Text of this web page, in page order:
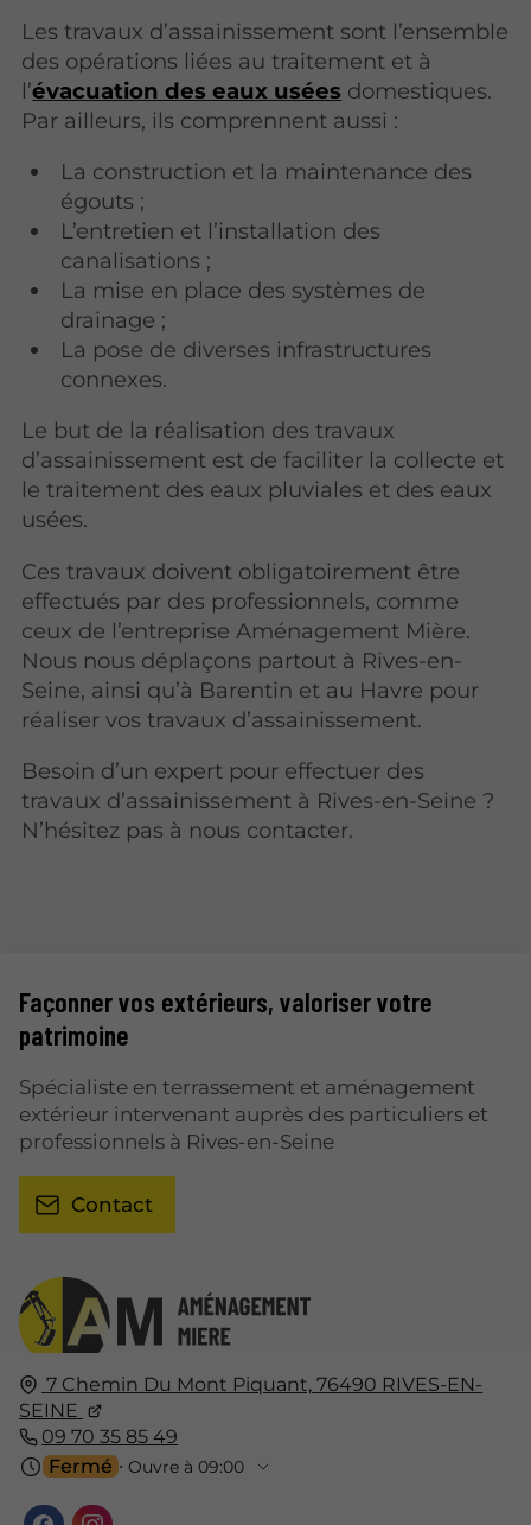
Les travaux d’assainissement sont l’ensemble
des opérations liées au traitement et à
l’évacuation des eaux usées domestiques.
Par ailleurs, ils comprennent aussi :
La construction et la maintenance des
égouts ;
L’entretien et l’installation des
canalisations ;
La mise en place des systèmes de
drainage ;
La pose de diverses infrastructures
connexes.
Le but de la réalisation des travaux
d’assainissement est de faciliter la collecte et
le traitement des eaux pluviales et des eaux
usées.
Ces travaux doivent obligatoirement être
effectués par des professionnels, comme
ceux de l’entreprise Aménagement Mière.
Nous nous déplaçons partout à Rives-en-
Seine, ainsi qu’à Barentin et au Havre pour
réaliser vos travaux d’assainissement.
Besoin d’un expert pour effectuer des
travaux d’assainissement à Rives-en-Seine ?
N’hésitez pas à nous contacter.
7 Chemin Du Mont Piquant, 76490 RIVES-EN-
SEINE
09 70 35 85 49
Fermé ⋅ Ouvre à 09:00
Façonner vos extérieurs, valoriser votre
patrimoine
Spécialiste en terrassement et aménagement
extérieur intervenant auprès des particuliers et
professionnels à Rives-en-Seine
Contact